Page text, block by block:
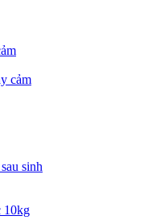
cảm
sinh
10kg